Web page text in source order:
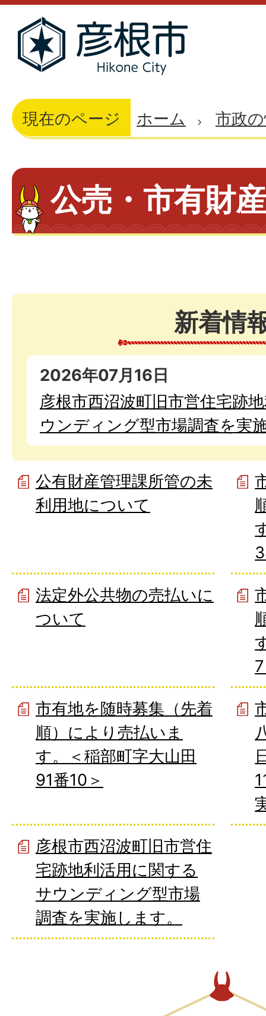
現在のページ ホーム 市政
公売・市有財
新着情
2026年07月16日
彦根市西沼波町旧市営住宅跡
ウンディング型市場調査を実
公有財産管理課所管の未
利用地について
法定外公共物の売払いに
ついて
市有地を随時募集（先着
順）により売払いま
す。＜稲部町字大山田
91番10＞
彦根市西沼波町旧市営住
宅跡地利活用に関する
サウンディング型市場
調査を実施します。